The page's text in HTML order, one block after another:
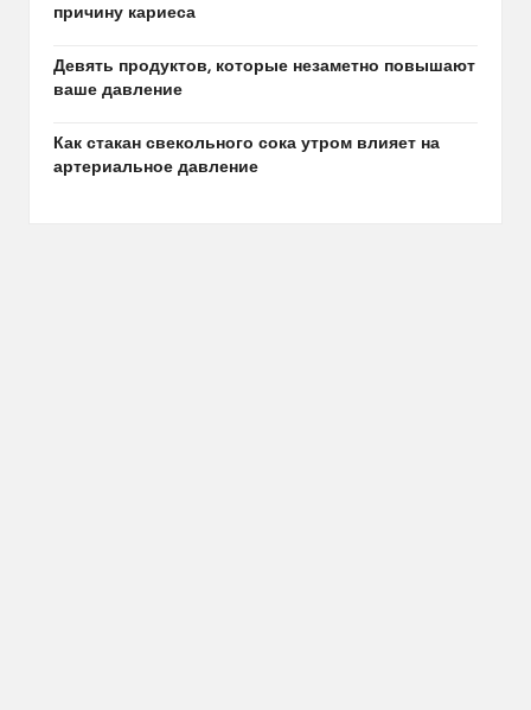
причину кариеса
Девять продуктов, которые незаметно повышают
ваше давление
Как стакан свекольного сока утром влияет на
артериальное давление